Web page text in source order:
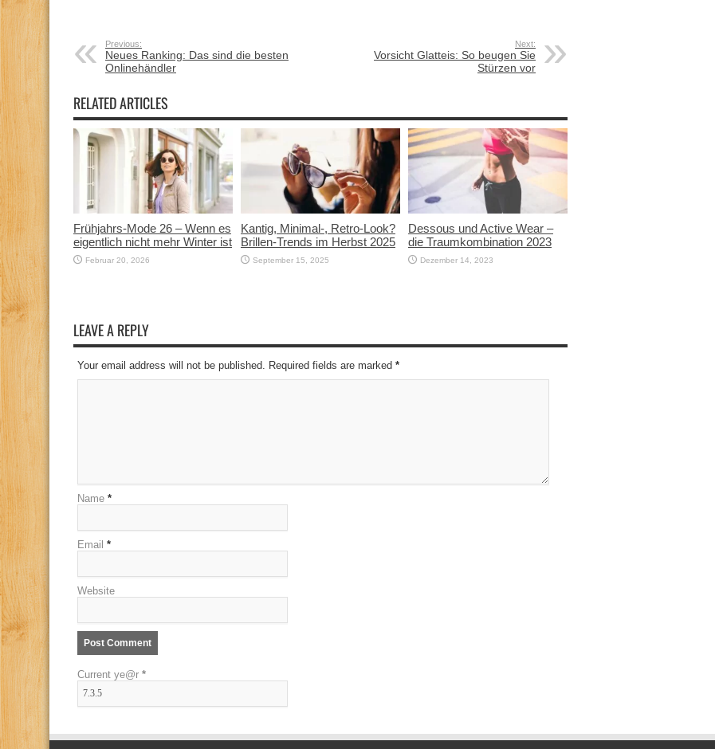
Previous:
Neues Ranking: Das sind die besten
Onlinehändler
Next:
Vorsicht Glatteis: So beugen Sie
Stürzen vor
RELATED ARTICLES
Frühjahrs-Mode 26 – Wenn es
eigentlich nicht mehr Winter ist
Februar 20, 2026
Kantig, Minimal-, Retro-Look?
Brillen-Trends im Herbst 2025
September 15, 2025
Dessous und Active Wear –
die Traumkombination 2023
Dezember 14, 2023
LEAVE A REPLY
Your email address will not be published. Required fields are marked *
Name *
Email *
Website
Current ye@r *